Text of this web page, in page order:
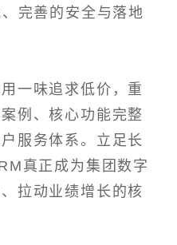
完善的安全与落地
一味追求低价，重
例、核心功能完整
服务体系。立足长
真正成为集团数字
拉动业绩增长的核